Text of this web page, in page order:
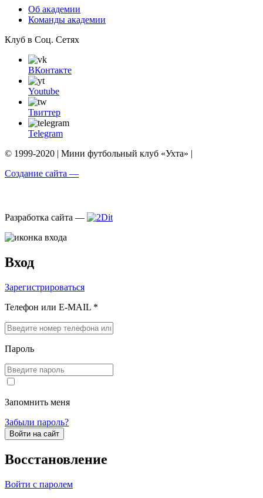
Об академии
Команды академии
Клуб в Соц. Сетях
ВКонтакте
Youtube
Твиттер
Telegram
© 1999-2020 | Мини футбольный клуб «Ухта» |
Создание сайта —
Разработка сайта —
Вход
Зарегистрироваться
Телефон или E-MAIL *
Пароль
Запомнить меня
Забыли пароль?
Войти на сайт
Восстановление
Войти с паролем